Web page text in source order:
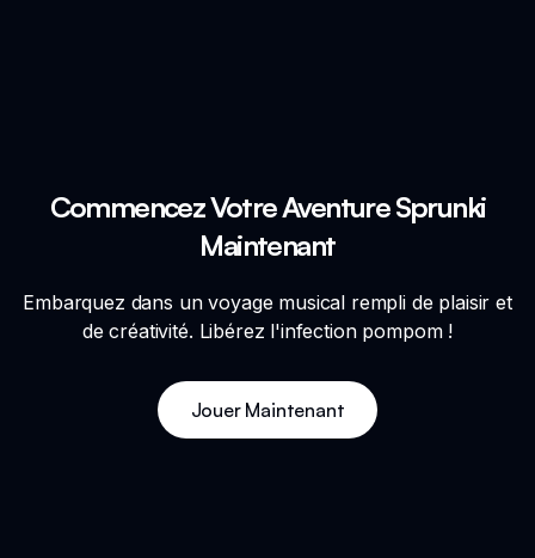
Commencez Votre Aventure Sprunki
Maintenant
Embarquez dans un voyage musical rempli de plaisir et
de créativité. Libérez l'infection pompom !
Jouer Maintenant